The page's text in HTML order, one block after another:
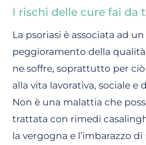
I rischi delle cure fai da
La psoriasi è associata ad un
peggioramento della
ne soffre, soprattutto per
alla vita lavorativa, sociale e
Non è una malattia che
trattata con rimedi
la vergogna e l’imbarazzo